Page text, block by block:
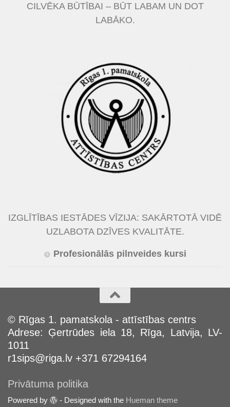
CILVĒKA BŪTĪBAI – BŪT LABAM UN DOT
LABĀKO.
IZGLĪTĪBAS IESTĀDES VĪZIJA: SAKĀRTOTĀ VIDĒ
UZLABOTA DZĪVES KVALITĀTE.
Profesionālās pilnveides kursi
© Rīgas 1. pamatskola - attīstības centrs
Adrese: Ģertrūdes iela 18, Rīga, Latvija, LV-
1011
r1sips@riga.lv +371 67294164
Privātuma politika
Powered by - Designed with the Hueman theme